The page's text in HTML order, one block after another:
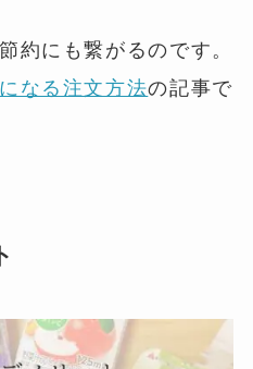
約にも繋がるのです。
なる注文方法の記事で